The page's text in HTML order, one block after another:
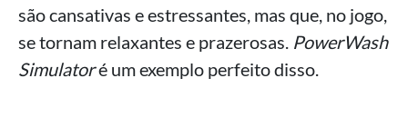
são cansativas e estressantes, mas que, no jogo,
se tornam relaxantes e prazerosas. PowerWash
Simulatoré um exemplo perfeito disso.